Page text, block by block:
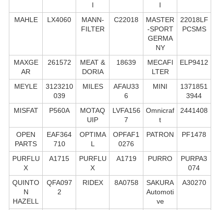
I
I
MAHLE LX4060
MANN-
FILTER
C22018
MASTER
-SPORT
GERMA
NY
22018LF
PCSMS
MAXGE
AR
261572
MEAT &
DORIA
18639
MECAFI
LTER
ELP9412
MEYLE
3123210
039
MILES
AFAU33
6
MINI
1371851
3944
MISFAT
P560A
MOTAQ
UIP
LVFA156
7
Omnicraf
t
2441408
OPEN
PARTS
EAF364
710
OPTIMA
L
OPFAF1
0276
PATRON PF1478
PURFLU
X
A1715
PURFLU
X
A1719 PURRO
PURPA3
074
QUINTO
N
HAZELL
QFA097
2
RIDEX 8A0758
SAKURA
Automoti
ve
A30270